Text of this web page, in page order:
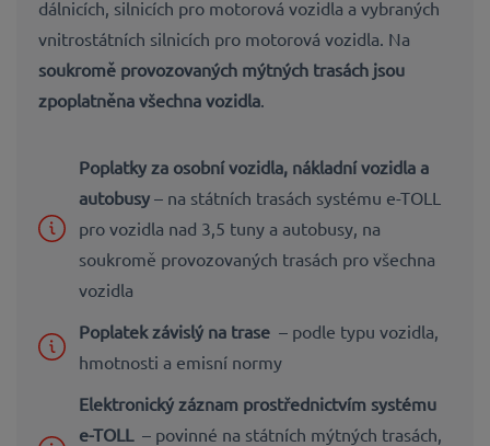
dálnicích, silnicích pro motorová vozidla a vybraných
vnitrostátních silnicích pro motorová vozidla. Na
soukromě provozovaných mýtných trasách jsou
zpoplatněna všechna vozidla.
Poplatky za osobní vozidla, nákladní vozidla a
autobusy – na státních trasách systému e-TOLL
pro vozidla nad 3,5 tuny a autobusy, na
soukromě provozovaných trasách pro všechna
vozidla
Poplatek závislý na trase – podle typu vozidla,
hmotnosti a emisní normy
Elektronický záznam prostřednictvím systému
e-TOLL – povinné na státních mýtných trasách,